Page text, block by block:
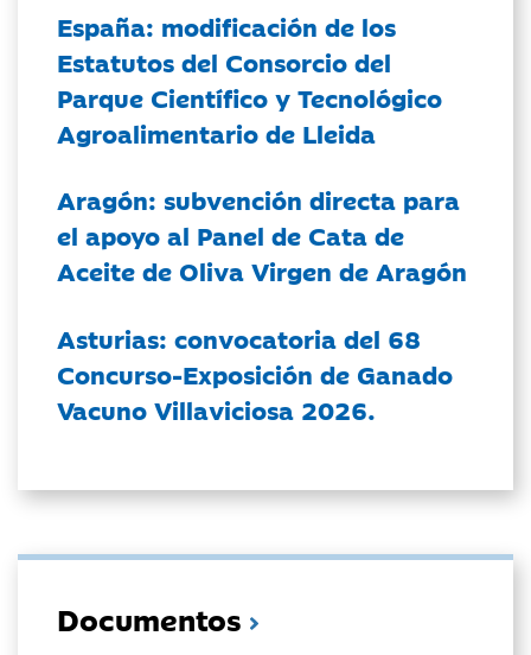
España: modificación de los
Estatutos del Consorcio del
Parque Científico y Tecnológico
Agroalimentario de Lleida
Aragón: subvención directa para
el apoyo al Panel de Cata de
Aceite de Oliva Virgen de Aragón
Asturias: convocatoria del 68
Concurso-Exposición de Ganado
Vacuno Villaviciosa 2026.
Documentos